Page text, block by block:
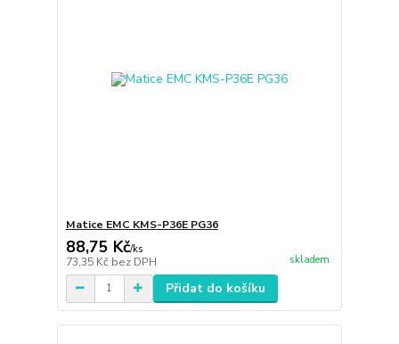
Matice EMC KMS-P36E PG36
88,75 Kč/ks
73,35 Kč bez DPH skladem
Přidat do košíku